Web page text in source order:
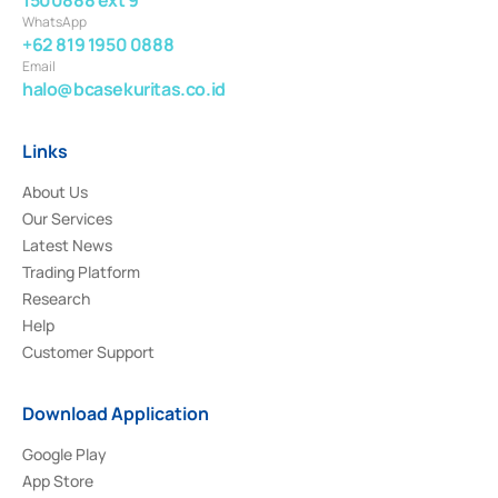
WhatsApp
+62 819 1950 0888
Email
halo@bcasekuritas.co.id
Links
About Us
Our Services
Latest News
Trading Platform
Research
Help
Customer Support
Download Application
Google Play
App Store